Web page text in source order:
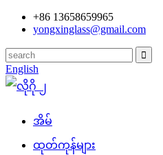
+86 13658659965
yongxinglass@gmail.com
English
အိမ်
ထုတ်ကုန်များ